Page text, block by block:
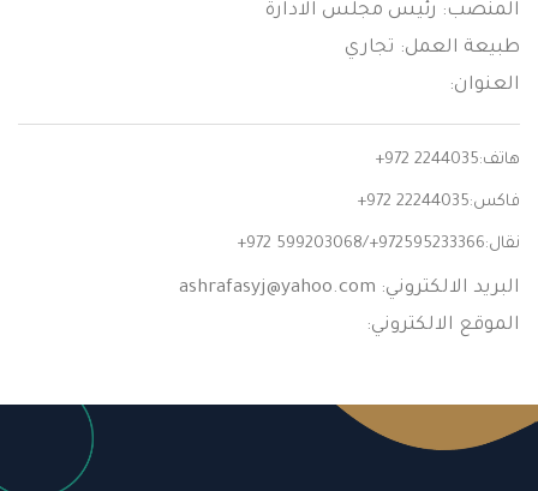
المنصب: رئيس مجلس الادارة
طبيعة العمل: تجاري
العنوان:
هاتف:+972 2244035
فاكس:+972 22244035
نقال:+972 599203068/+972595233366
البريد الالكتروني: ashrafasyj@yahoo.com
الموقع الالكتروني: